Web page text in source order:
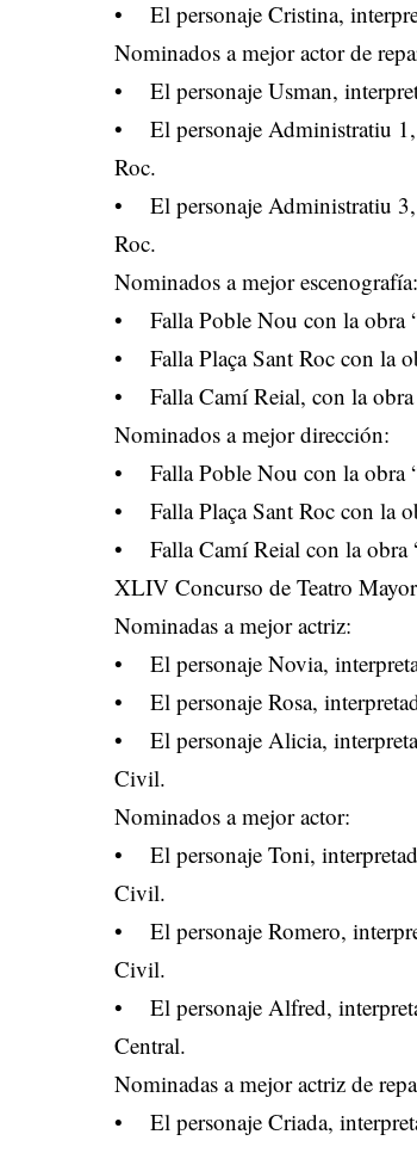
• El personaje Cristina,
Nominados a mejor actor de
• El personaje Usman,
• El personaje Administratiu 1,
Roc.
• El personaje Administratiu 3,
Roc.
Nominados a mejor escenografía:
• Falla Poble Nou con la obra
• Falla Plaça Sant Roc con la
• Falla Camí Reial, con la obra
Nominados a mejor dirección:
• Falla Poble Nou con la obra
• Falla Plaça Sant Roc con la
• Falla Camí Reial con la obra
XLIV Concurso de Teatro
Nominadas a mejor actriz:
• El personaje Novia,
• El personaje Rosa,
• El personaje Alicia,
Civil.
Nominados a mejor actor:
• El personaje Toni,
Civil.
• El personaje Romero,
Civil.
• El personaje Alfred,
Central.
Nominadas a mejor actriz de
• El personaje Criada,